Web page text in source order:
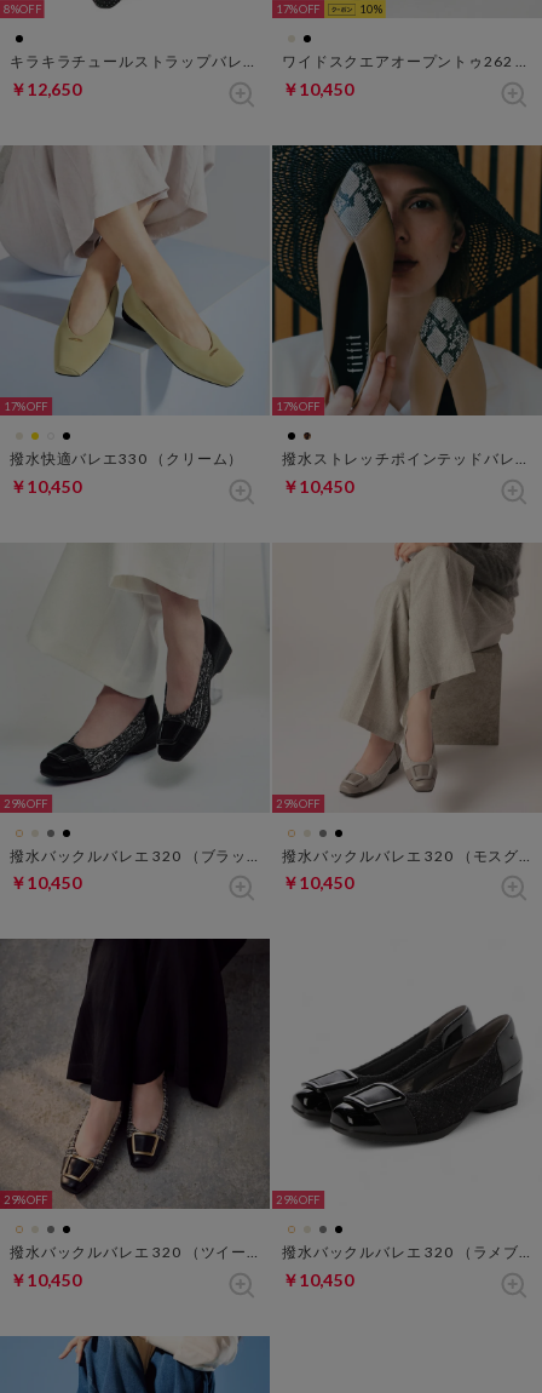
8%
￥12,650
17% 10
￥10,450
17%
撥水快適バレエ330 （クリーム）
￥10,450
17%
￥10,450
29%
￥10,450
29%
￥10,450
29%
撥水バックルバレエ 320 （ツイード）
￥10,450
29%
撥水バックルバレエ 320 （ラメブラック）
￥10,450